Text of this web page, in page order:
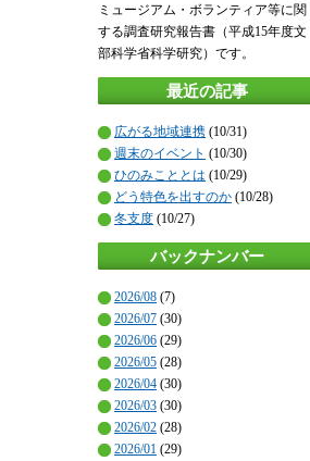
ミュージアム・ボランティア等に関
する調査研究報告書（平成15年度文
部科学省科学研究）です。
最近の記事
広がる地域連携 (10/31)
週末のイベント (10/30)
ひのみこととは (10/29)
どう特色を出すのか (10/28)
冬支度 (10/27)
バックナンバー
2026/08 (7)
2026/07 (30)
2026/06 (29)
2026/05 (28)
2026/04 (30)
2026/03 (30)
2026/02 (28)
2026/01 (29)